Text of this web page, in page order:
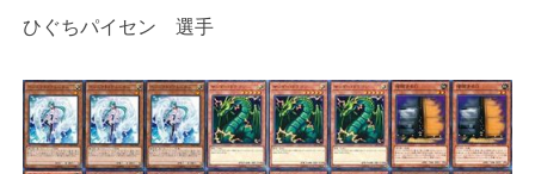
ひぐちパイセン 選手